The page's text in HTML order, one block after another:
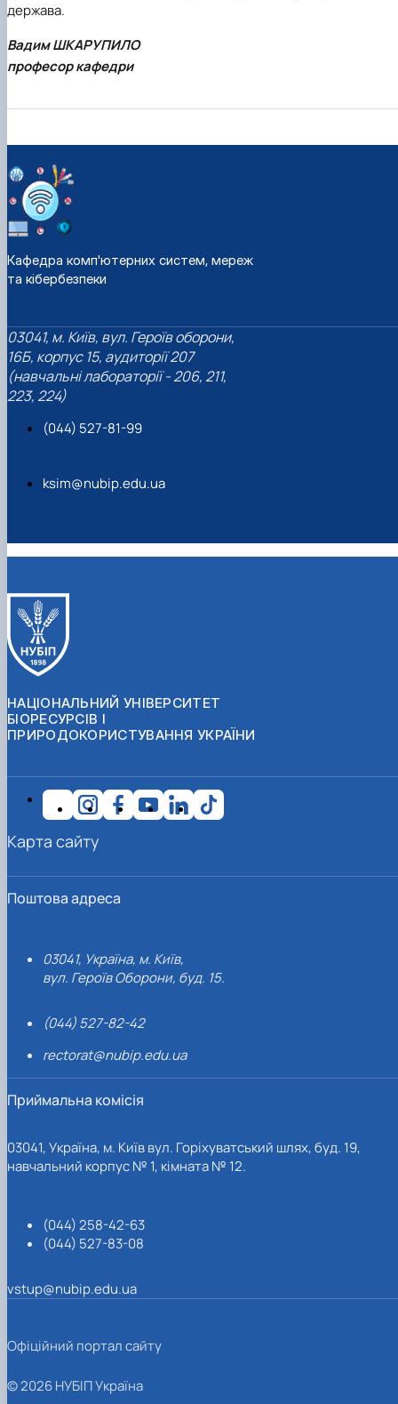
держава.
Вадим ШКАРУПИЛО
професор кафедри
Кафедра комп'ютерних систем, мереж
та кібербезпеки
03041, м. Київ, вул. Героїв оборони,
16Б, корпус 15, аудиторії 207
(навчальні лабораторії - 206, 211,
223, 224)
(044) 527-81-99
ksim@nubip.edu.ua
НАЦІОНАЛЬНИЙ УНІВЕРСИТЕТ
БІОРЕСУРСІВ І
ПРИРОДОКОРИСТУВАННЯ УКРАЇНИ
Поштова адреса
03041, Україна, м. Київ,
вул. Героїв Оборони, буд. 15.
(044) 527-82-42
rectorat@nubip.edu.ua
Приймальна комісія
03041, Україна, м. Київ вул. Горіхуватський шлях, буд. 19,
навчальний корпус № 1, кімната № 12.
(044) 258-42-63
(044) 527-83-08
vstup@nubip.edu.ua
Карта сайту
Офіційний портал сайту
© 2026 НУБІП Україна